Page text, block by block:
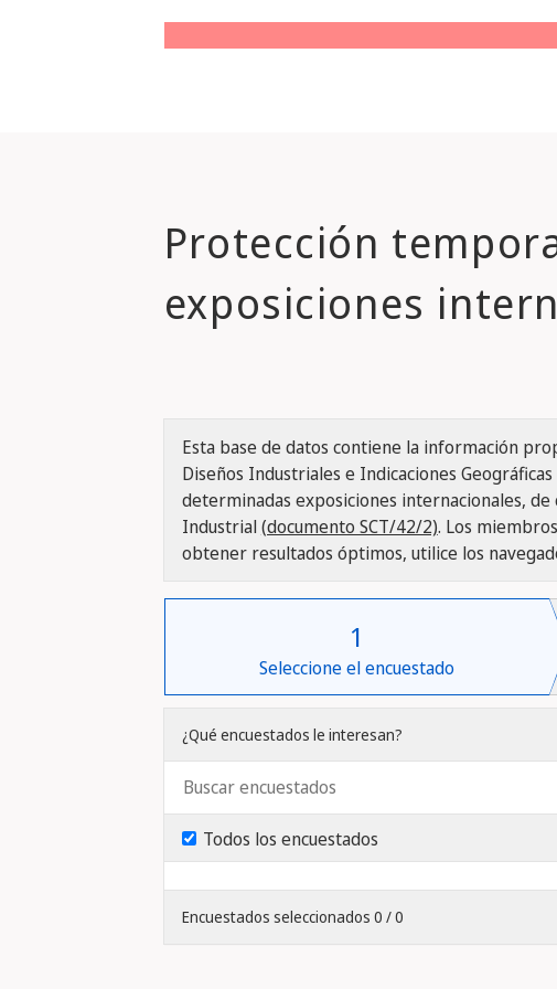
Protección
exposiciones
Esta base de datos contiene la información
Diseños Industriales e Indicaciones
determinadas exposiciones internacionales,
Industrial(documento SCT/42/2). Los
obtener resultados óptimos, utilice los
1
Seleccione el encuestado
¿Qué encuestados le interesan?
Todos los encuestados
Encuestados seleccionados 0 / 0